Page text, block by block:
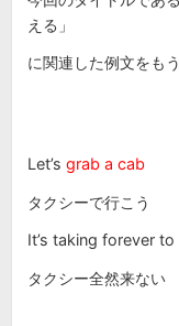
える」
に関連した例文をも
Let’s grab a cab
タクシーで行こう
It’s taking forever to
タクシー全然来ない